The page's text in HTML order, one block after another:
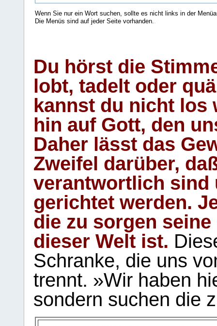
Wenn Sie nur ein Wort suchen, sollte es nicht links in der
Die Menüs sind auf jeder Seite vorhanden..
Du hörst die
lobt, tadelt oder
kannst du nicht los
hin auf Gott, den
Daher lässt das
Zweifel darüber,
verantwortlich sind
gerichtet werden.
die zu sorgen
dieser Welt ist.
Schranke, die uns
trennt. »Wir haben
sondern suchen die